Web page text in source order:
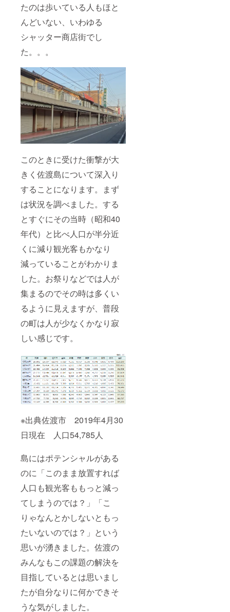
たのは歩いている人もほと
んどいない、いわゆる
シャッター商店街でし
た。。。
このときに受けた衝撃が大
きく佐渡島について深入り
することになります。まず
は状況を調べました。する
とすぐにその当時（昭和40
年代）と比べ人口が半分近
くに減り観光客もかなり
減っていることがわかりま
した。お祭りなどでは人が
集まるのでその時は多くい
るように見えますが、普段
の町は人が少なくかなり寂
しい感じです。
※出典佐渡市 2019年4月30
日現在 人口54,785人
島にはポテンシャルがある
のに「このまま放置すれば
人口も観光客ももっと減っ
てしまうのでは？」「こ
りゃなんとかしないともっ
たいないのでは？」という
思いが湧きました。佐渡の
みんなもこの課題の解決を
目指しているとは思いまし
たが自分なりに何かできそ
うな気がしました。